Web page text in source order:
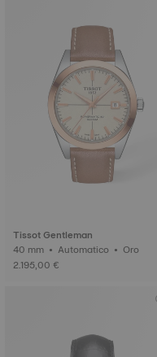
Tissot Gentleman
40 mm • Automatico • Oro
2.195,00 €